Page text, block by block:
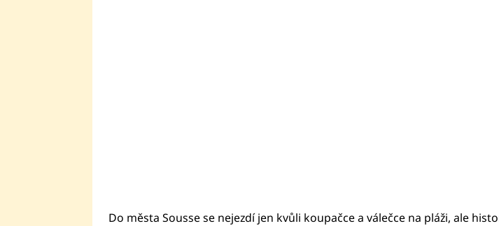
Do města Sousse se nejezdí jen kvůli koupačce a válečce na pláži, ale